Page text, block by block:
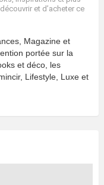
et d’acheter ce
Magazine et
portée sur la
et déco, les
Lifestyle, Luxe et